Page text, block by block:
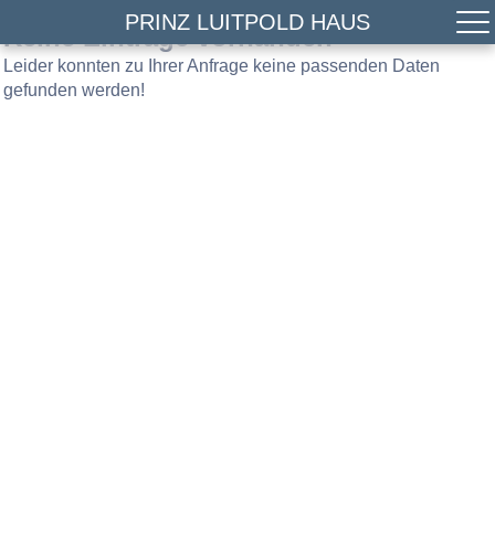
PRINZ LUITPOLD HAUS
Keine Einträge vorhanden
Leider konnten zu Ihrer Anfrage keine passenden Daten
gefunden werden!